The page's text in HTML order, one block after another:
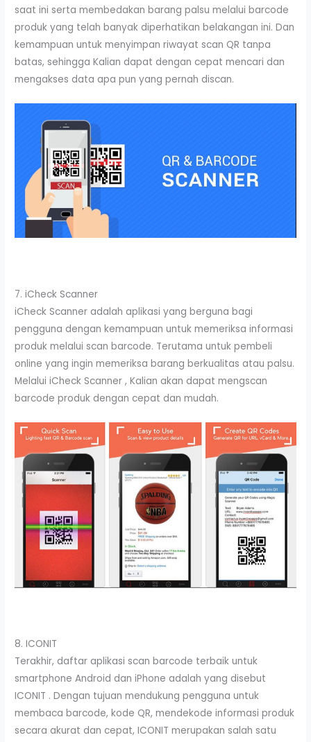
saat ini serta membedakan barang palsu melalui barcode
produk yang telah banyak diperhatikan belakangan ini. Dan
kemampuan untuk menyimpan riwayat scan QR tanpa
batas, sehingga Kalian dapat dengan cepat mencari dan
mengakses data apa pun yang pernah discan.
7. iCheck Scanner
iCheck Scanner adalah aplikasi yang berguna bagi
pengguna dengan kemampuan untuk memeriksa informasi
produk melalui scan barcode. Terutama untuk pembeli
online yang ingin memeriksa barang berkualitas atau palsu.
Melalui iCheck Scanner , Kalian akan dapat mengscan
barcode produk dengan cepat dan mudah.
8. ICONIT
Terakhir, daftar aplikasi scan barcode terbaik untuk
smartphone Android dan iPhone adalah yang disebut
ICONIT . Dengan tujuan mendukung pengguna untuk
membaca barcode, kode QR, mendekode informasi produk
secara akurat dan cepat, ICONIT merupakan salah satu